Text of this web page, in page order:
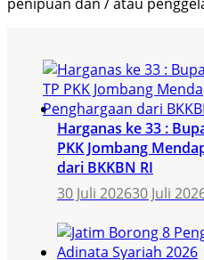
Harganas ke 33 :
PKK Jombang
dari BKKBN RI
30 Juli 202630 Juli